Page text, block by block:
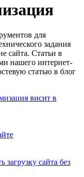
для
задания
сайта. Статьи в
нашего интернет-
статью в блог
висит в
сайта без